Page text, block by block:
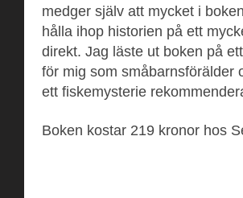
medger själv att mycket i
hålla ihop historien på ett
direkt. Jag läste ut boken på
för mig som
ett fiskemysterie
Boken kostar 219 kronor hos